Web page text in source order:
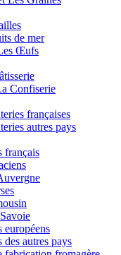
de mer
Œufs
Confiserie
françaises
autres pays
français
européens
des autres pays